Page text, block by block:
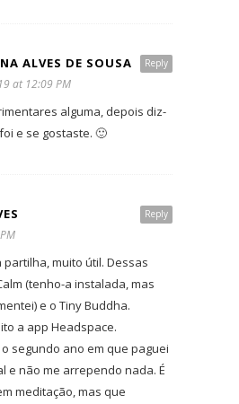
Reply
ALVES DE SOUSA
at 12:09 PM
alguma, depois diz-
e se gostaste. 🙂
Reply
muito útil. Dessas
(tenho-a instalada, mas
e o Tiny Buddha.
a app Headspace.
o segundo ano em que paguei
e não me arrependo nada. É
meditação, mas que